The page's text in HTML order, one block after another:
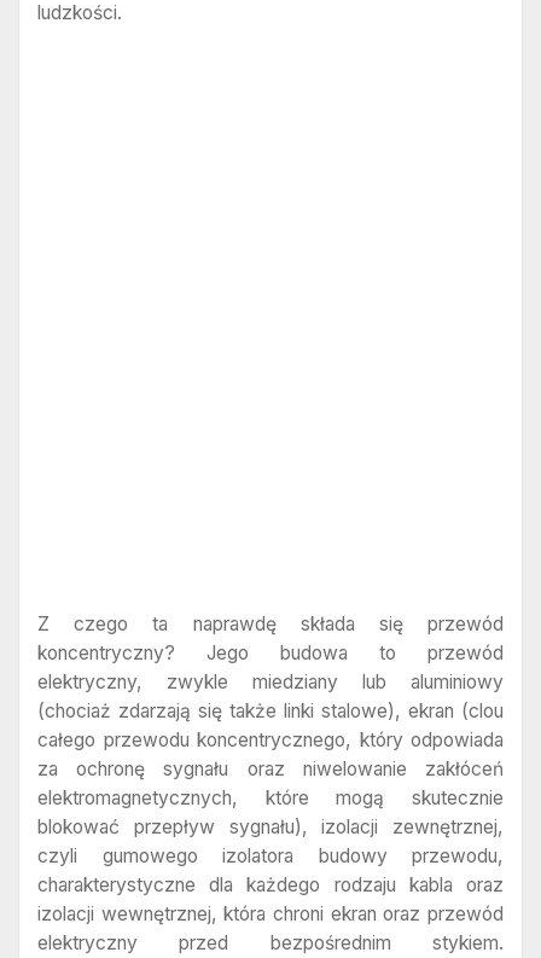
ludzkości.
Z czego ta naprawdę składa się przewód
koncentryczny? Jego budowa to przewód
elektryczny, zwykle miedziany lub aluminiowy
(chociaż zdarzają się także linki stalowe), ekran (clou
całego przewodu koncentrycznego, który odpowiada
za ochronę sygnału oraz niwelowanie zakłóceń
elektromagnetycznych, które mogą skutecznie
blokować przepływ sygnału), izolacji zewnętrznej,
czyli gumowego izolatora budowy przewodu,
charakterystyczne dla każdego rodzaju kabla oraz
izolacji wewnętrznej, która chroni ekran oraz przewód
elektryczny przed bezpośrednim stykiem.